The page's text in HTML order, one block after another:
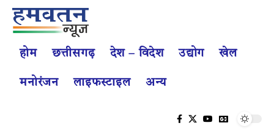
होम छत्तीसगढ़ देश – विदेश उद्योग खेल
मनोरंजन लाइफस्टाइल अन्य